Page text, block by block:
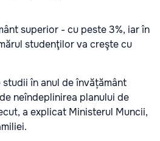
superior - cu peste 3%, iar în
studenţilor va creşte cu
în anul de învățământ
neîndeplinirea planului de
a explicat Ministerul Muncii,